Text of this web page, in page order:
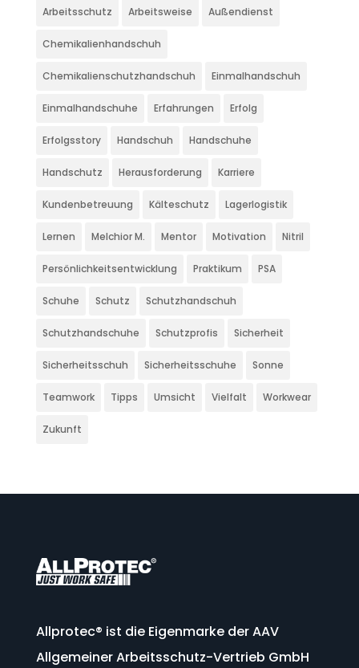
Arbeitsschutz Arbeitsweise Außendienst
Chemikalienhandschuh
Chemikalienschutzhandschuh Einmalhandschuh
Einmalhandschuhe Erfahrungen Erfolg
Erfolgsstory Handschuh Handschuhe
Handschutz Herausforderung Karriere
Kundenbetreuung Kälteschutz Lagerlogistik
Lernen Melchior M. Mentor Motivation Nitril
Persönlichkeitsentwicklung Praktikum PSA
Schuhe Schutz Schutzhandschuh
Schutzhandschuhe Schutzprofis Sicherheit
Sicherheitsschuh Sicherheitsschuhe Sonne
Teamwork Tipps Umsicht Vielfalt Workwear
Zukunft
Allprotec® ist die Eigenmarke derAAV
AllgemeinerArbeitsschutz-Vertrieb GmbH